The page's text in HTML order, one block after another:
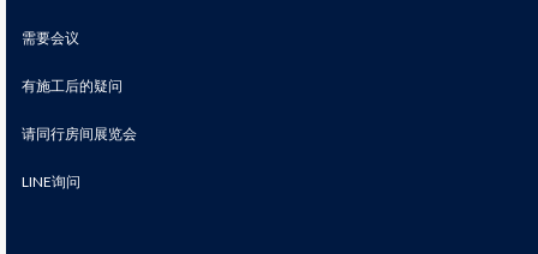
需要会议
有施工后的疑问
请同行房间展览会
LINE询问